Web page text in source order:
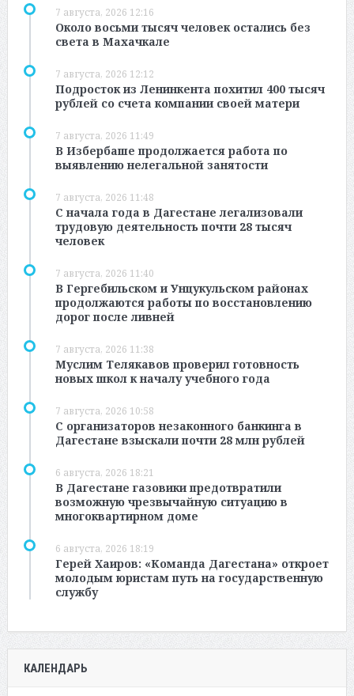
7 августа, 2026 12:16
Около восьми тысяч человек остались без
света в Махачкале
7 августа, 2026 12:12
Подросток из Ленинкента похитил 400 тысяч
рублей со счета компании своей матери
7 августа, 2026 11:49
В Избербаше продолжается работа по
выявлению нелегальной занятости
7 августа, 2026 11:48
С начала года в Дагестане легализовали
трудовую деятельность почти 28 тысяч
человек
7 августа, 2026 11:40
В Гергебильском и Унцукульском районах
продолжаются работы по восстановлению
дорог после ливней
7 августа, 2026 11:38
Муслим Телякавов проверил готовность
новых школ к началу учебного года
7 августа, 2026 10:58
С организаторов незаконного банкинга в
Дагестане взыскали почти 28 млн рублей
6 августа, 2026 18:21
В Дагестане газовики предотвратили
возможную чрезвычайную ситуацию в
многоквартирном доме
6 августа, 2026 18:19
Герей Хаиров: «Команда Дагестана» откроет
молодым юристам путь на государственную
службу
КАЛЕНДАРЬ